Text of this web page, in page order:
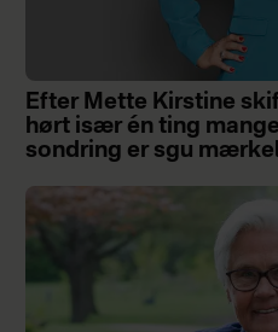
Efter Mette Kirstine
hørt især én ting
sondring er sgu